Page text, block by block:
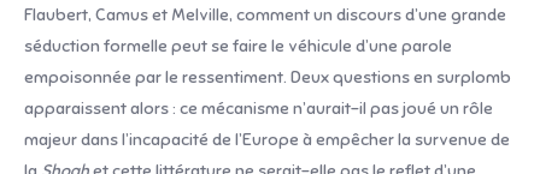
Flaubert, Camus et Melville, comment un discours d’une grande
séduction formelle peut se faire le véhicule d’une parole
empoisonnée par le ressentiment. Deux questions en surplomb
apparaissent alors : ce mécanisme n’aurait-il pas joué un rôle
majeur dans l’incapacité de l’Europe à empêcher la survenue de